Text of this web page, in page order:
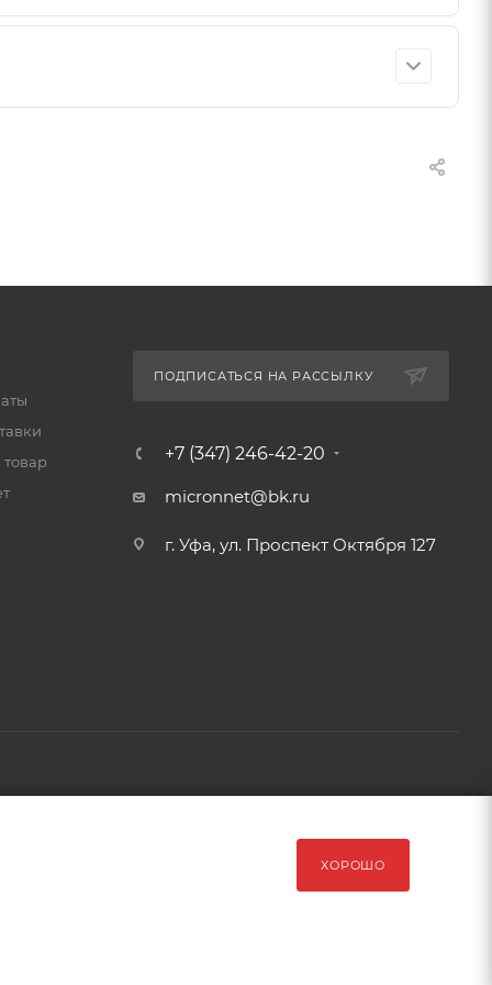
товар
ПОДПИСАТЬСЯ НА РАССЫЛКУ
+7 (347) 246-42-20
micronnet@bk.ru
г. Уфа, ул. Проспект Октября 127
ХОРОШО